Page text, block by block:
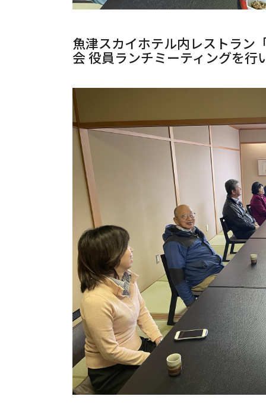
魚津スカイホテル内レストラン
会 役員ランチミーティングを行